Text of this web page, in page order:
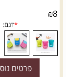
₪8
פרטים